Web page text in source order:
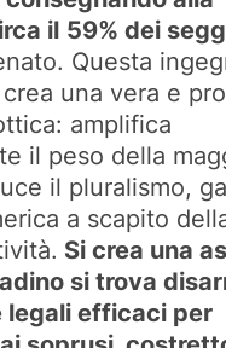
il 59% dei
Questa
una vera e
amplifica
il peso della
il pluralismo,
a scapito
Si crea una
si trova
legali efficaci per